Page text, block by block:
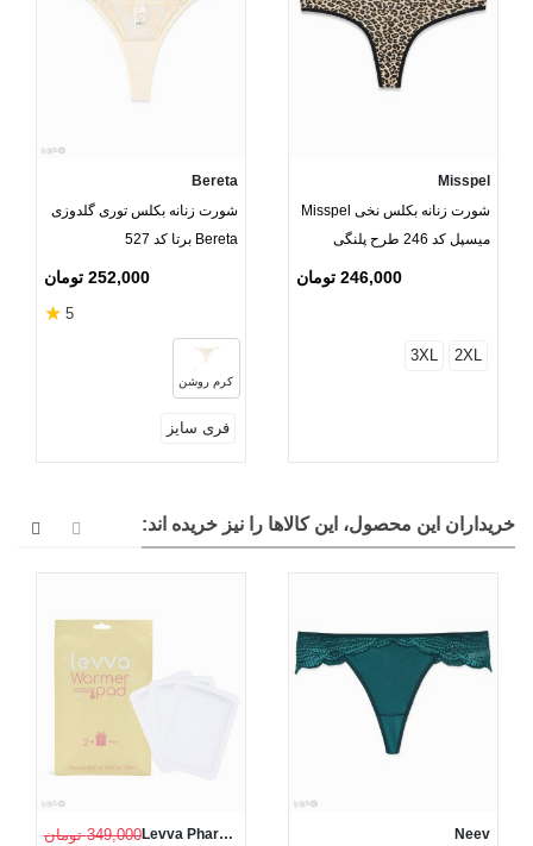
Misspel
شورت زنانه بکلس نخی Misspel
میسپل کد 246 طرح پلنگی
246,000 تومان
2XL
3XL
Bereta
شورت زنانه بکلس توری گلدوزی
Bereta برتا کد 527
252,000 تومان
5
★
کرم روشن
فری سایز
خریداران این محصول، این کالاها را نیز خریده اند:
Neev
Levva Pharma 349,000 تومان